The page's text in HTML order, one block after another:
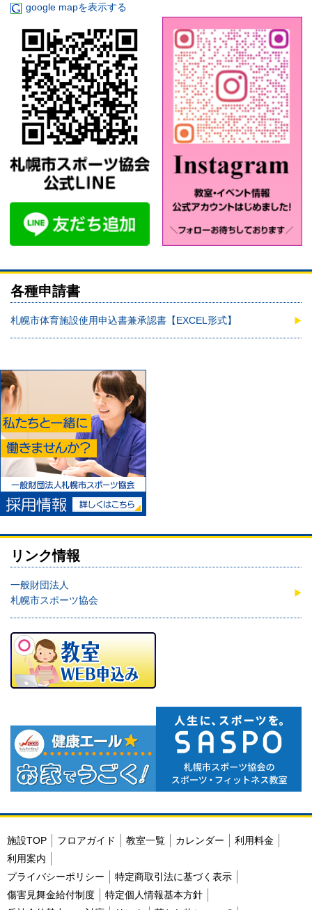
google mapを表示する
各種申請書
札幌市体育施設使用申込書兼承認書【EXCEL形式】
リンク情報
一般財団法人
札幌市スポーツ協会
施設TOP フロアガイド 教室一覧 カレンダー
利用料金
利用案内
プライバシーポリシー
特定商取引法に基づく表示
傷害見舞金給付制度
特定個人情報基本方針